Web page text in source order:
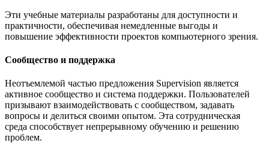
Эти учебные материалы разработаны для доступности и
практичности, обеспечивая немедленные выгоды и
повышение эффективности проектов компьютерного зрения.
Сообщество и поддержка
Неотъемлемой частью предложения Supervision является
активное сообщество и система поддержки. Пользователей
призывают взаимодействовать с сообществом, задавать
вопросы и делиться своими опытом. Эта сотрудническая
среда способствует непрерывному обучению и решению
проблем.